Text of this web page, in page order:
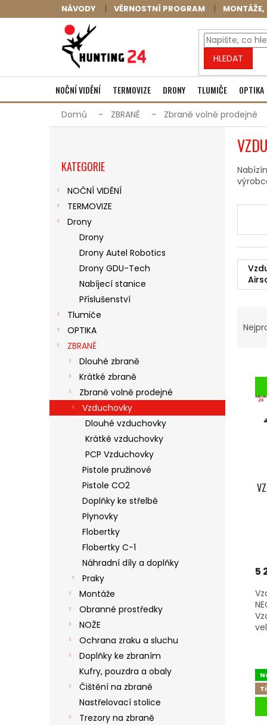
na
NÁVODY VĚRNOSTNÍ PROGRAM MONTÁŽE,
HLEDAT
NOČNÍ VIDĚNÍ TERMOVIZE DRONY TLUMIČE OPTIKA
Domů ZBRANĚ Zbraně volně prodejné
P
kategorie
KATEGORIE
NOČNÍ VIDĚNÍ
TERMOVIZE
Drony
Drony
Drony Autel Robotics
Drony GDU-Tech
Nabíjecí stanice
Příslušenství
Tlumiče
OPTIKA
ZBRANĚ
Dlouhé zbraně
Krátké zbraně
Zbraně volně prodejné
Vzduchovky
Dlouhé vzduchovky
Krátké vzduchovky
PCP Vzduchovky
Pistole pružinové
Pistole CO2
Doplňky ke střelbě
Plynovky
Flobertky
Flobertky C-1
Náhradní díly a doplňky
Praky
Montáže
Obranné prostředky
NOŽE
Ochrana zraku a sluchu
Doplňky ke zbraním
Kufry, pouzdra a obaly
Čištění na zbraně
Nastřelovací stolice
Trezory na zbraně
5